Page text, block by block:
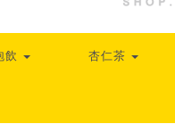
飲 杏仁茶